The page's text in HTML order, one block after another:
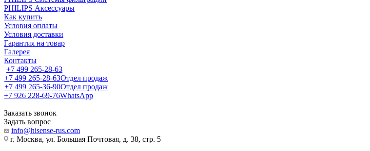
PHILIPS Аксессуары
Как купить
Условия оплаты
Условия доставки
Гарантия на товар
Галерея
Контакты
+7 499 265-28-63
+7 499 265-28-63Отдел продаж
+7 499 265-36-90Отдел продаж
+7 926 228-69-76WhatsApp
Заказать звонок
Задать вопрос
info@hisense-rus.com
г. Москва, ул. Большая Почтовая, д. 38, стр. 5